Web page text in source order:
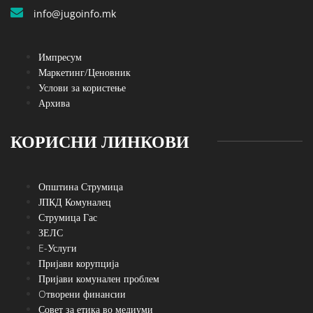
info@jugoinfo.mk
Импресум
Маркетинг/Ценовник
Услови за користење
Архива
КОРИСНИ ЛИНКОВИ
Општина Струмица
ЈПКД Комуналец
Струмица Гас
ЗЕЛС
E-Услуги
Пријави корупција
Пријави комунален проблем
Oтворени финансии
Совет за етика во медиуми